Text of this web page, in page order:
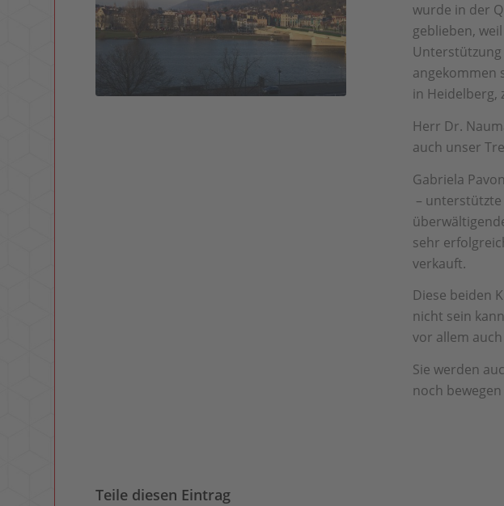
wurde in der
geblieben,
angekommen
in Heidelberg,
Herr Dr.
auch unser
Gabriela
–
sehr
verkauft.
Diese beiden
nicht sein
vor allem
Sie werden
noch
Teile diesen Eintrag